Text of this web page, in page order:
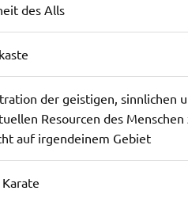
des Alls
der geistigen, sinnlichen
Resourcen des Menschen
auf irgendeinem Gebiet